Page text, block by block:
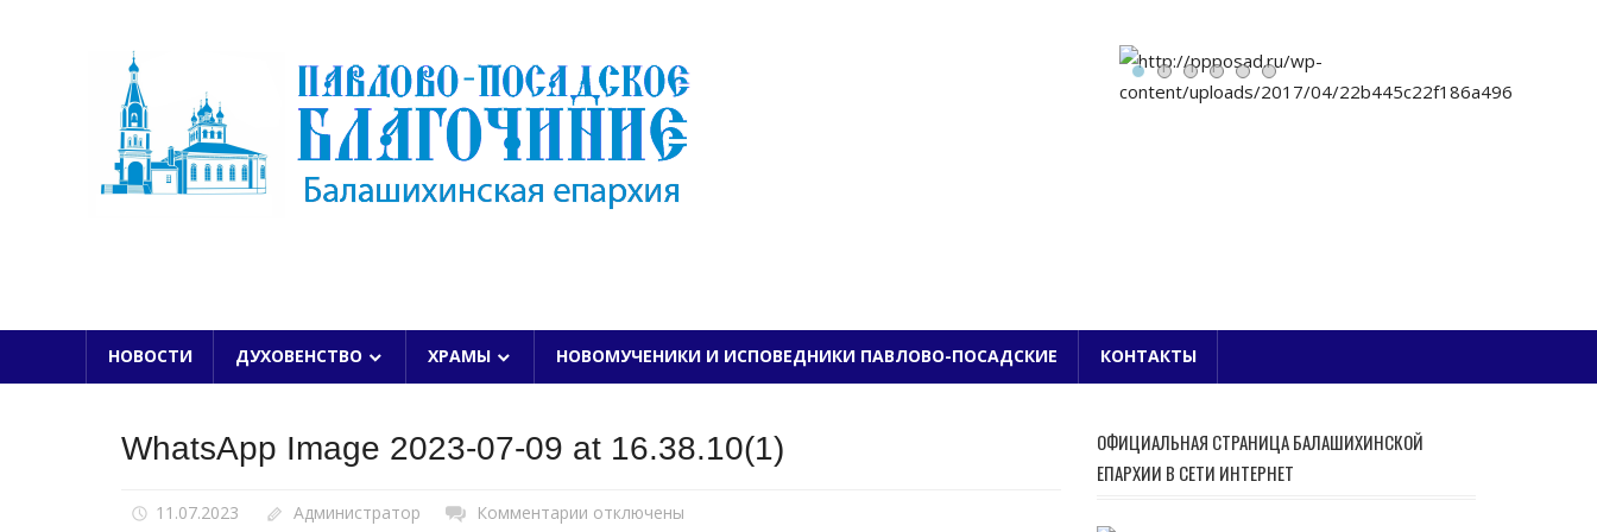
ПАВЛОВО-ПОСАДСКОЕ БЛАГОЧИНИЕ
НОВОСТИ ДУХОВЕНСТВО ХРАМЫ НОВОМУЧЕНИКИ И ИСПОВЕДНИКИ ПАВЛОВО-ПОСАДСКИЕ КОНТАКТЫ
WhatsApp Image 2023-07-09 at 16.38.10(1)
11.07.2023 Администратор Комментарии котключены
ОФИЦИАЛЬНАЯ СТРАНИЦА БАЛАШИХИНСКОЙ
ЕПАРХИИ В СЕТИ ИНТЕРНЕТ